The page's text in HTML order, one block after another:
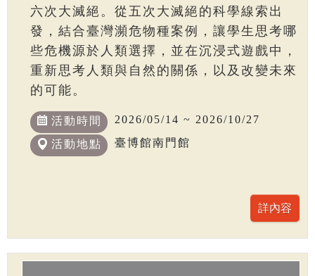
六次大滅絕。從五次大滅絕的科學線索出
發，結合臺灣瀕危物種案例，讓學生思考哪
些危機源於人類選擇，並在沉浸式遊戲中，
重新思考人類與自然的關係，以及改變未來
的可能。
活動時間 2026/05/14 ~ 2026/10/27
活動地點 臺博館南門館